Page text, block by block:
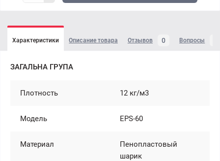
Характеристики Описание товара Отзывов 0 Вопросы
ЗАГАЛЬНА ГРУПА
Плотность 12 кг/м3
Модель EPS-60
Материал
Пенопластовый
шарик